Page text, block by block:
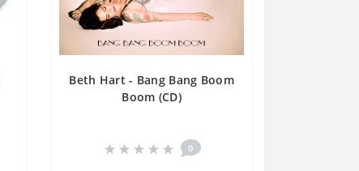
Beth Hart - Bang Bang Boom
Boom (CD)
0